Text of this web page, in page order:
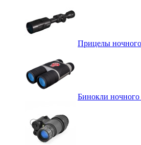
Прицелы
Бинокли ночного